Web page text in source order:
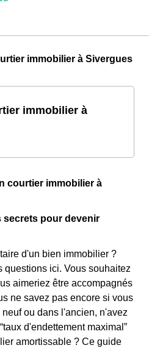
immobilier à Sivergues
immobilier à
courtier immobilier à
secrets pour devenir
d'un bien immobilier ?
questions ici. Vous souhaitez
aimeriez être accompagnés
ne savez pas encore si vous
ou dans l'ancien, n'avez
d'endettement maximal”
amortissable ? Ce guide